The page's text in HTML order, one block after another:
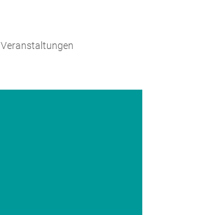
Veranstaltungen